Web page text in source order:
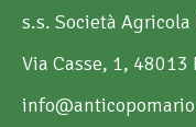
s.s. Società
Via Casse, 1, 48013